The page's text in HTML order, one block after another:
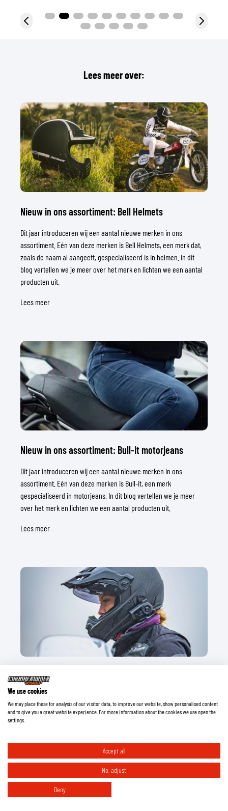
Lees meer over:
Nieuw in ons assortiment: Bell Helmets
Dit jaar introduceren wij een aantal nieuwe merken in ons
assortiment. Eén van deze merken is Bell Helmets, een merk dat,
zoals de naam al aangeeft, gespecialiseerd is in helmen. In dit
blog vertellen we je meer over het merk en lichten we een aantal
producten uit.
Lees meer
Nieuw in ons assortiment: Bull-it motorjeans
Dit jaar introduceren wij een aantal nieuwe merken in ons
assortiment. Eén van deze merken is Bull-it, een merk
gespecialiseerd in motorjeans. In dit blog vertellen we je meer
over het merk en lichten we een aantal producten uit.
Lees meer
Het installeren van een communicatiesysteem
Of het nu gaat om het luisteren naar muziek, navigatie-instructies,
of het communiceren met andere rijders, een goed
communicatiesysteem is onmisbaar. Het installeren ervan kan in
stappen en een beetje geduld is het goed te doen.
We use cookies
We may place these for analysis of our visitor data, to improve our website, show personalised content
and to give you a great website experience. For more information about the cookies we use open the
settings.
Accept all
No, adjust
Deny